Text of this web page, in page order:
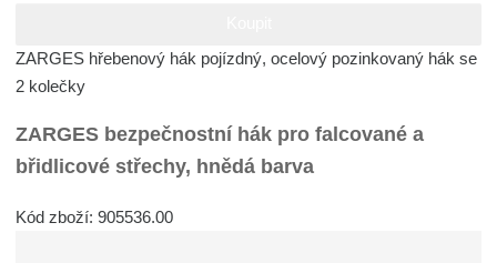
ZARGES hřebenový hák pojízdný, ocelový pozinkovaný hák se
2 kolečky
ZARGES bezpečnostní hák pro falcované a
břidlicové střechy, hnědá barva
Kód zboží: 905536.00